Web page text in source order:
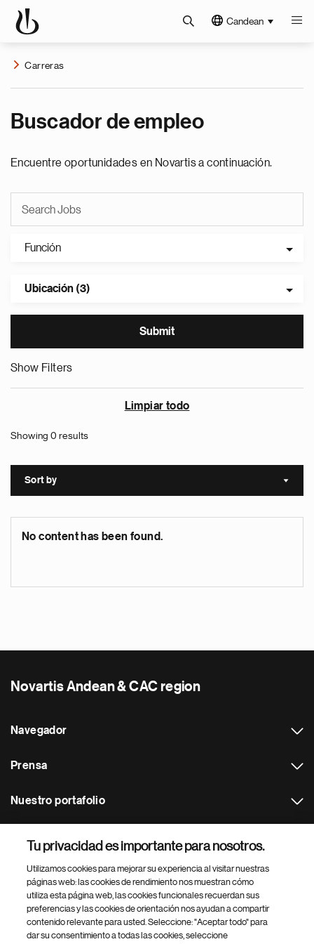
Candean
Carreras
Buscador de empleo
Encuentre oportunidades en Novartis a continuación.
Función
Ubicación (3)
Show Filters
Limpiar todo
Showing 0 results
Sort by Sort
No content has been found.
Novartis Andean & CAC region
Navegador
Prensa
Nuestro portafolio
Footer Site Search
Tu privacidad es importante para nosotros.
Utilizamos cookies para mejorar su experiencia al visitar nuestras
páginas web: las cookies de rendimiento nos muestran cómo
utiliza esta página web, las cookies funcionales recuerdan sus
preferencias y las cookies de orientación nos ayudan a compartir
contenido relevante para usted. Seleccione: "Aceptar todo" para
dar su consentimiento a todas las cookies, seleccione